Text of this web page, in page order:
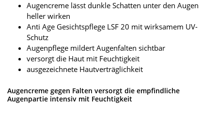
Augencreme lässt dunkle Schatten unter den Augen
heller wirken
Anti Age Gesichtspflege LSF 20 mit wirksamem UV-
Schutz
Augenpflege mildert Augenfalten sichtbar
versorgt die Haut mit Feuchtigkeit
ausgezeichnete Hautverträglichkeit
Augencreme gegen Falten versorgt die empfindliche
Augenpartie intensiv mit Feuchtigkeit